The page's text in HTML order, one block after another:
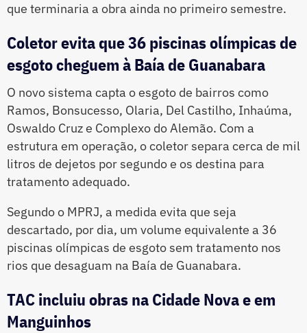
que terminaria a obra ainda no primeiro semestre.
Coletor evita que 36 piscinas olímpicas de
esgoto cheguem à Baía de Guanabara
O novo sistema capta o esgoto de bairros como
Ramos, Bonsucesso, Olaria, Del Castilho, Inhaúma,
Oswaldo Cruz e Complexo do Alemão. Com a
estrutura em operação, o coletor separa cerca de mil
litros de dejetos por segundo e os destina para
tratamento adequado.
Segundo o MPRJ, a medida evita que seja
descartado, por dia, um volume equivalente a 36
piscinas olímpicas de esgoto sem tratamento nos
rios que desaguam na Baía de Guanabara.
TAC incluiu obras na Cidade Nova e em
Manguinhos